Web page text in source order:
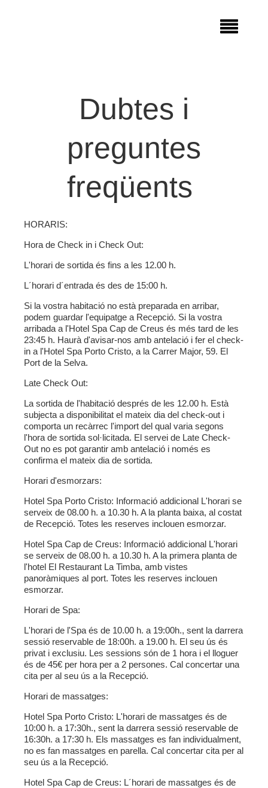
Dubtes i
preguntes
freqüents
HORARIS:
Hora de Check in i Check Out:
L'horari de sortida és fins a les 12.00 h.
L´horari d´entrada és des de 15:00 h.
Si la vostra habitació no està preparada en arribar,
podem guardar l'equipatge a Recepció. Si la vostra
arribada a l'Hotel Spa Cap de Creus és més tard de les
23:45 h. Haurà d'avisar-nos amb antelació i fer el check-
in a l'Hotel Spa Porto Cristo, a la Carrer Major, 59. El
Port de la Selva.
Late Check Out:
La sortida de l'habitació després de les 12.00 h. Està
subjecta a disponibilitat el mateix dia del check-out i
comporta un recàrrec l'import del qual varia segons
l'hora de sortida sol·licitada. El servei de Late Check-
Out no es pot garantir amb antelació i només es
confirma el mateix dia de sortida.
Horari d'esmorzars:
Hotel Spa Porto Cristo: Informació addicional L'horari se
serveix de 08.00 h. a 10.30 h. A la planta baixa, al costat
de Recepció. Totes les reserves inclouen esmorzar.
Hotel Spa Cap de Creus: Informació addicional L'horari
se serveix de 08.00 h. a 10.30 h. A la primera planta de
l'hotel El Restaurant La Timba, amb vistes
panoràmiques al port. Totes les reserves inclouen
esmorzar.
Horari de Spa:
L'horari de l'Spa és de 10.00 h. a 19:00h., sent la darrera
sessió reservable de 18:00h. a 19.00 h. El seu ús és
privat i exclusiu. Les sessions són de 1 hora i el lloguer
és de 45€ per hora per a 2 persones. Cal concertar una
cita per al seu ús a la Recepció.
Horari de massatges:
Hotel Spa Porto Cristo: L'horari de massatges és de
10:00 h. a 17:30h., sent la darrera sessió reservable de
16:30h. a 17:30 h. Els massatges es fan individualment,
no es fan massatges en parella. Cal concertar cita per al
seu ús a la Recepció.
Hotel Spa Cap de Creus: L´horari de massatges és de